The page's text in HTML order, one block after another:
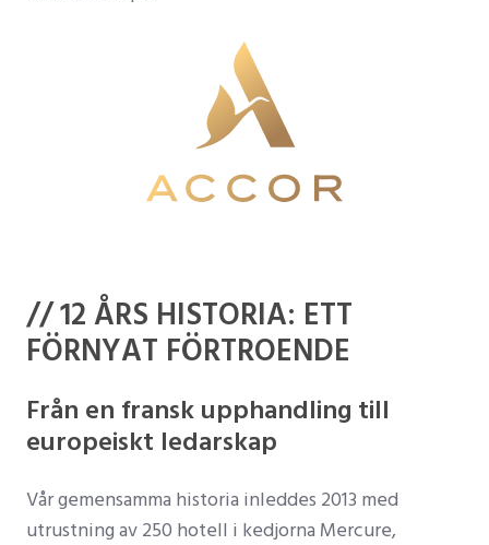
// 12 ÅRS HISTORIA: ETT
FÖRNYAT FÖRTROENDE
Från en fransk upphandling till
europeiskt ledarskap
Vår gemensamma historia inleddes 2013 med
utrustning av 250 hotell i kedjorna Mercure,